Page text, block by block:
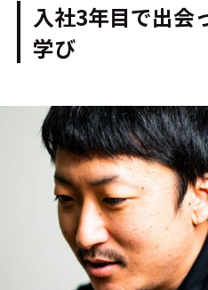
入社3年目で出会
学び